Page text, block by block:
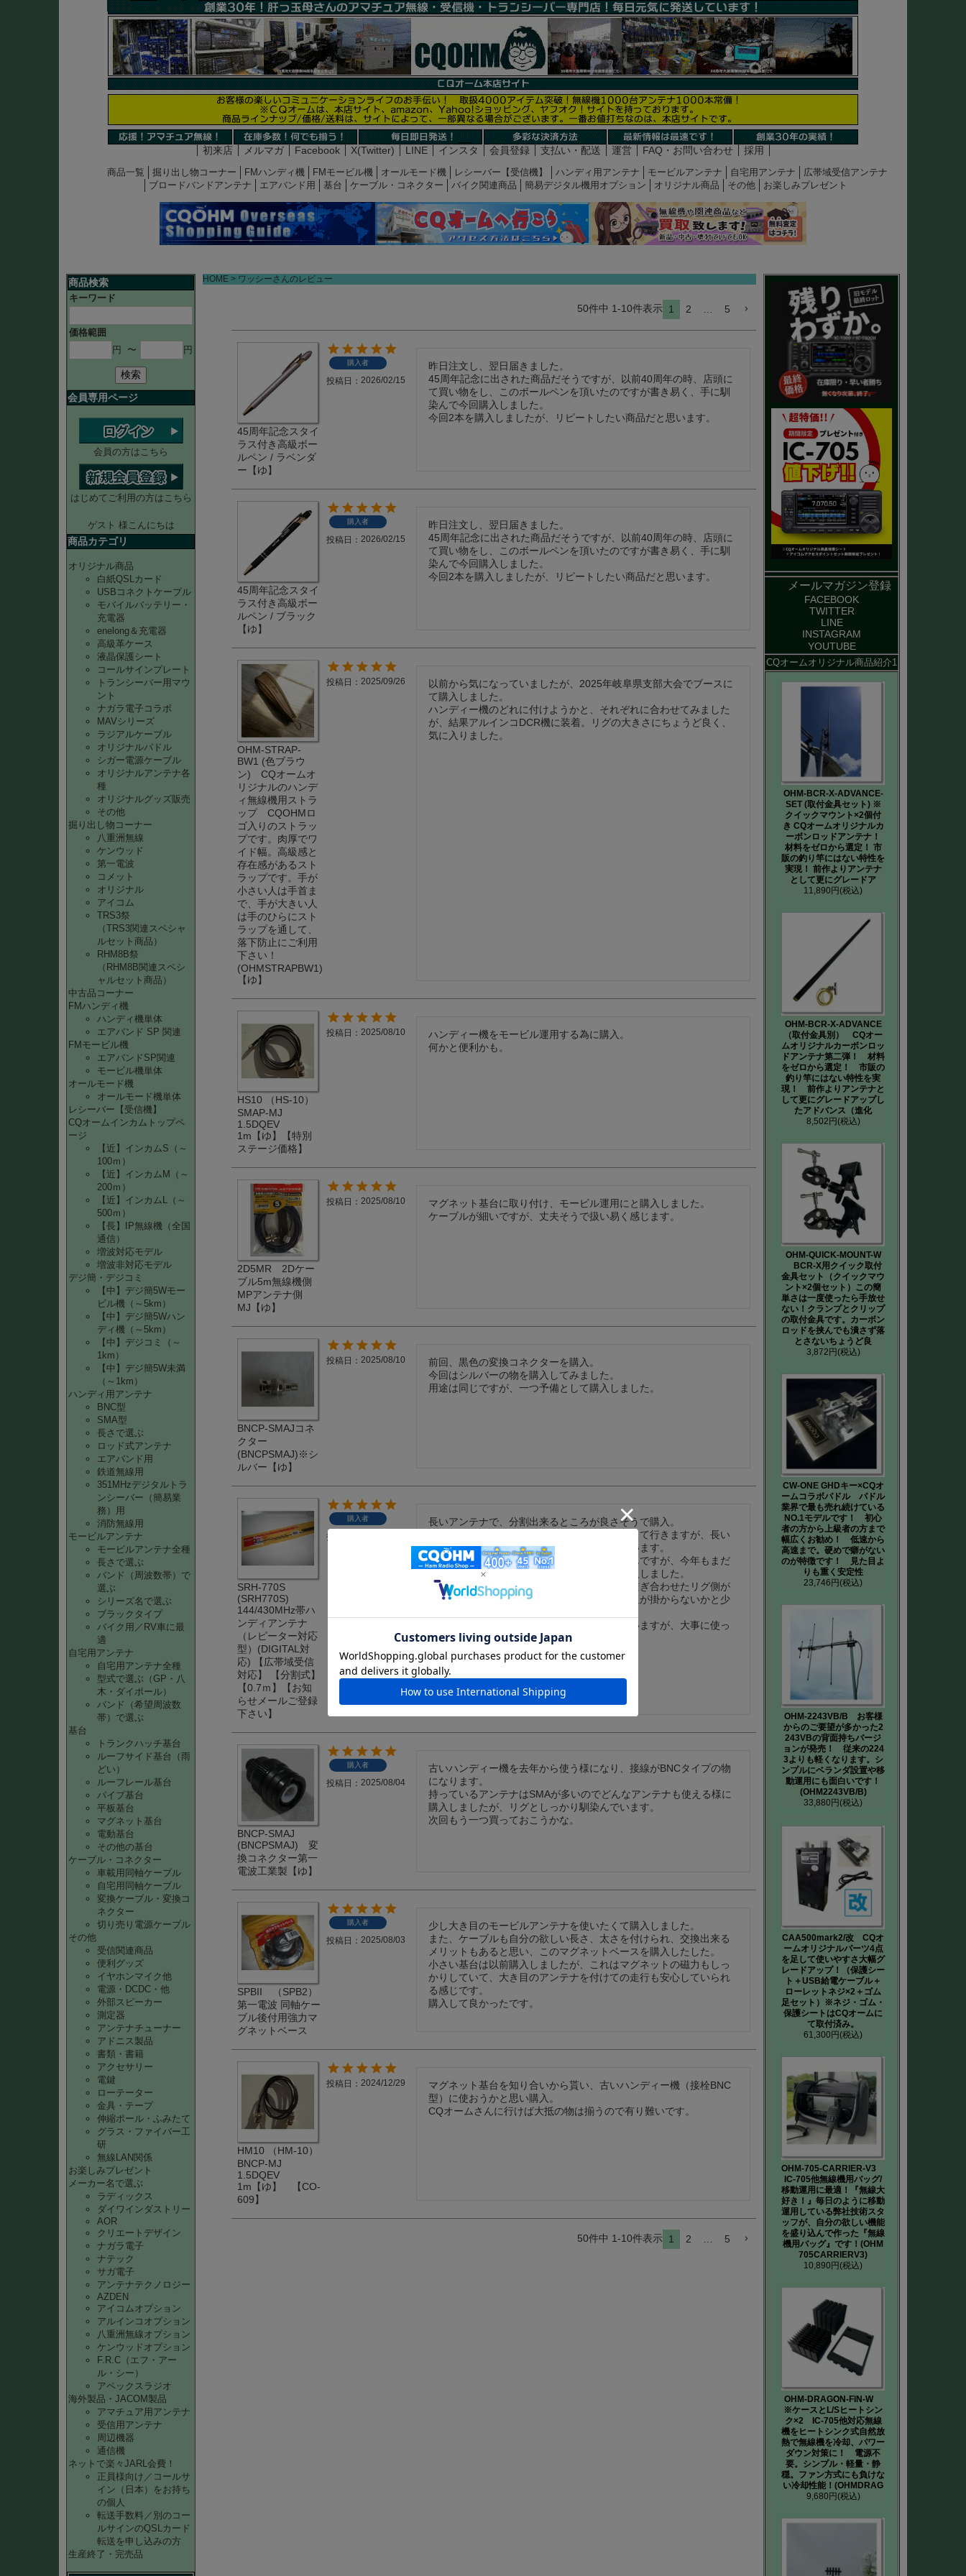
初来店 メルマガ Facebook X(Twitter) LINE インスタ 会員登録 支払い・配送 運営 FAQ・お問い合わせ 採用
商品一覧 掘り出し物コーナー FMハンディ機 FMモービル機 オールモード機 レシーバー【受信機】 ハンディ用アンテナ モービルアンテナ 自宅用アンテナ
広帯域受信アンテナ
ブロードバンドアンテナ
エアバンド用 基台 ケーブル・コネクター バイク関連商品 簡易デジタル機用オプション オリジナル商品 その他 お楽しみプレゼント
商品検索
キーワード
価格範囲
円
〜 円
検索
会員専用ページ
会員の方はこちら
はじめてご利用の方はこちら
ゲスト 様こんにちは
商品カテゴリ
オリジナル商品
白紙QSLカード
USBコネクトケーブル
モバイルバッテリー・
充電器
enelong＆充電器
高級革ケース
液晶保護シート
コールサインプレート
トランシーバー用マウ
ント
ナガラ電子コラボ
MAVシリーズ
ラジアルケーブル
オリジナルパドル
シガー電源ケーブル
オリジナルアンテナ各
種
オリジナルグッズ販売
その他
掘り出し物コーナー
八重洲無線
ケンウッド
第一電波
コメット
オリジナル
アイコム
TRS3祭
（TRS3関連スペシャ
ルセット商品）
RHM8B祭
（RHM8B関連スペシ
ャルセット商品）
中古品コーナー
FMハンディ機
ハンディ機単体
エアバンド SP 関連
FMモービル機
エアバンドSP関連
モービル機単体
オールモード機
オールモード機単体
レシーバー【受信機】
CQオームインカムトップペ
ージ
【近】インカムS（～
100ｍ）
【近】インカムM（～
200ｍ）
【近】インカムL（～
500ｍ）
【長】IP無線機（全国
通信）
増波対応モデル
増波非対応モデル
デジ簡・デジコミ
【中】デジ簡5Wモー
ビル機（～5km）
【中】デジ簡5Wハン
ディ機（～5km）
【中】デジコミ（～
1km）
【中】デジ簡5W未満
（～1km）
ハンディ用アンテナ
BNC型
SMA型
長さで選ぶ
ロッド式アンテナ
エアバンド用
鉄道無線用
351MHzデジタルトラ
ンシーバー（簡易業
務）用
消防無線用
モービルアンテナ
モービルアンテナ全種
長さで選ぶ
バンド（周波数帯）で
選ぶ
シリーズ名で選ぶ
ブラックタイプ
バイク用／RV車に最
適
自宅用アンテナ
自宅用アンテナ全種
型式で選ぶ（GP・八
木・ダイポール）
バンド（希望周波数
帯）で選ぶ
基台
トランクハッチ基台
ルーフサイド基台（雨
どい）
ルーフレール基台
パイプ基台
平板基台
マグネット基台
電動基台
その他の基台
ケーブル・コネクター
車載用同軸ケーブル
自宅用同軸ケーブル
変換ケーブル・変換コ
ネクター
切り売り電源ケーブル
その他
受信関連商品
便利グッズ
イヤホンマイク他
電源・DCDC・他
外部スピーカー
測定器
アンテナチューナー
アドニス製品
書類・書籍
アクセサリー
電鍵
ローテーター
金具・テープ
伸縮ポール・ふみたて
グラス・ファイバー工
研
無線LAN関係
お楽しみプレゼント
メーカー名で選ぶ
ラディックス
ダイワインダストリー
AOR
クリエートデザイン
ナガラ電子
ナテック
サガ電子
アンテナテクノロジー
AZDEN
アイコムオプション
アルインコオプション
八重洲無線オプション
ケンウッドオプション
F.R.C（エフ・アー
ル・シー）
アペックスラジオ
海外製品・JACOM製品
アマチュア用アンテナ
受信用アンテナ
周辺機器
通信機
ネットで楽々JARL会費！
正員様向け／コールサ
イン（日本）をお持ち
の個人
転送手数料／別のコー
ルサインのQSLカード
転送を申し込みの方
生産終了・完売品
HOME ワッシーさんのレビュー
50件中 1-10件表示 1 2 5
45周年記念スタイ
ラス付き高級ボー
ルペン / ラベンダ
ー【ゆ】
購入者
投稿日 2026/02/15
昨日注文し、翌日届きました。
45周年記念に出された商品だそうですが、以前40周年の時、店頭に
て買い物をし、このボールペンを頂いたのですが書き易く、手に馴
染んで今回購入しました。
今回2本を購入しましたが、リピートしたい商品だと思います。
45周年記念スタイ
ラス付き高級ボー
ルペン / ブラック
【ゆ】
購入者
投稿日 2026/02/15
昨日注文し、翌日届きました。
45周年記念に出された商品だそうですが、以前40周年の時、店頭に
て買い物をし、このボールペンを頂いたのですが書き易く、手に馴
染んで今回購入しました。
今回2本を購入しましたが、リピートしたい商品だと思います。
OHM-STRAP-
BW1 (色ブラウ
ン) CQオームオ
リジナルのハンデ
ィ無線機用ストラ
ップ CQOHMロ
ゴ入りのストラッ
プです。肉厚でワ
イド幅。高級感と
存在感があるスト
ラップです。手が
小さい人は手首ま
で、手が大きい人
は手のひらにスト
ラップを通して、
落下防止にご利用
下さい！
(OHMSTRAPBW1)
【ゆ】
投稿日 2025/09/26
以前から気になっていましたが、2025年岐阜県支部大会でブースに
て購入しました。
ハンディー機のどれに付けようかと、それぞれに合わせてみました
が、結果アルインコDCR機に装着。リグの大きさにちょうど良く、
気に入りました。
HS10 （HS-10）
SMAP-MJ
1.5DQEV
1m【ゆ】【特別
ステージ価格】
投稿日 2025/08/10
ハンディー機をモービル運用する為に購入。
何かと便利かも。
2D5MR 2Dケー
ブル5m無線機側
MPアンテナ側
MJ【ゆ】
投稿日 2025/08/10
マグネット基台に取り付け、モービル運用にと購入しました。
ケーブルが細いですが、丈夫そうで扱い易く感じます。
BNCP-SMAJコネ
クター
(BNCPSMAJ)※シ
ルバー【ゆ】
投稿日 2025/08/10
前回、黒色の変換コネクターを購入。
今回はシルバーの物を購入してみました。
用途は同じですが、一つ予備として購入しました。
SRH-770S
(SRH770S)
144/430MHz帯ハ
ンディアンテナ
（レピーター対応
型）(DIGITAL対
応) 【広帯域受信
対応】 【分割式】
【0.7ｍ】【お知
らせメールご登録
下さい】
購入者
投稿日
長いアンテナで、分割出来るところが良さそうで購入。
低山にリュックを背負い、ハンディー機を持って行きますが、長い
アンテナはリュックから少しはみ出してしまいます。
以前から分割式のこのアンテナが欲しかったんですが、今年もまだ
まだ山登りには行く機会がある事もあって購入しました。
フレキシブルなのでユラユラとはしますが、繋ぎ合わせたリグ側が
揺れるので、リグとアンテナの接続部分に負担が掛からないかと少
やたら振り回す事は無いので大丈夫かとは思いますが、大事に使っ
てみたいと思っています。
BNCP-SMAJ
(BNCPSMAJ) 変
換コネクター第一
電波工業製【ゆ】
購入者
投稿日 2025/08/04
古いハンディー機を去年から使う様になり、接線がBNCタイプの物
になります。
持っているアンテナはSMAが多いのでどんなアンテナも使える様に
購入しましたが、リグとしっかり馴染んでいます。
次回もう一つ買っておこうかな。
SPBII （SPB2）
第一電波 同軸ケー
ブル後付用強力マ
グネットベース
購入者
投稿日 2025/08/03
少し大き目のモービルアンテナを使いたくて購入しました。
また、ケーブルも自分の欲しい長さ、太さを付けられ、交換出来る
メリットもあると思い、このマグネットベースを購入したした。
小さい基台は以前購入しましたが、これはマグネットの磁力もしっ
かりしていて、大き目のアンテナを付けての走行も安心していられ
る感じです。
購入して良かったです。
HM10 （HM-10）
BNCP-MJ
1.5DQEV
1m【ゆ】 【CO-
609】
投稿日 2024/12/29
マグネット基台を知り合いから貰い、古いハンディー機（接栓BNC
型）に使おうかと思い購入。
CQオームさんに行けば大抵の物は揃うので有り難いです。
50件中 1-10件表示 1 2 5
メールマガジン登録
FACEBOOK
TWITTER
LINE
INSTAGRAM
YOUTUBE
CQオームオリジナル商品紹介1
OHM-BCR-X-ADVANCE-
SET (取付金具セット) ※
クイックマウント×2個付
き CQオームオリジナルカ
ーボンロッドアンテナ！
材料をゼロから選定！ 市
販の釣り竿にはない特性を
実現！ 前作よりアンテナ
として更にグレードア
11,890円(税込)
OHM-BCR-X-ADVANCE
（取付金具別） CQオー
ムオリジナルカーボンロッ
ドアンテナ第二弾！ 材料
をゼロから選定！ 市販の
釣り竿にはない特性を実
現！ 前作よりアンテナと
して更にグレードアップし
たアドバンス（進化
8,502円(税込)
OHM-QUICK-MOUNT-W
BCR-X用クイック取付
金具セット（クイックマウ
ント×2個セット）この簡
単さは一度使ったら手放せ
ない！クランプとクリップ
の取付金具です。カーボン
ロッドを挟んでも潰さず落
とさないちょうど良
3,872円(税込)
CW-ONE GHDキー×CQオ
ームコラボパドル パドル
業界で最も売れ続けている
NO.1モデルです！ 初心
者の方から上級者の方まで
幅広くお勧め！ 低速から
高速まで。硬めで癖がない
のが特徴です！ 見た目よ
りも重く安定性
23,746円(税込)
OHM-2243VB/B お客様
からのご要望が多かった2
243VBの背面持ちバージ
ョンが発売！ 従来の224
3よりも軽くなります。シ
ンプルにベランダ設置や移
動運用にも面白いです！
(OHM2243VB/B)
33,880円(税込)
CAA500mark2/改 CQオ
ームオリジナルパーツ4点
を足して使いやすさ大幅グ
レードアップ！（保護シー
ト＋USB給電ケーブル＋
ローレットネジ×2＋ゴム
足セット）※ネジ・ゴム・
保護シートはCQオームに
て取付済み。
61,300円(税込)
OHM-705-CARRIER-V3
IC-705他無線機用バッグ/
移動運用に最適！『無線大
好き！』毎日のように移動
運用している弊社技術スタ
ッフが、自分の欲しい機能
を盛り込んで作った『無線
機用バッグ』です！(OHM
705CARRIERV3)
10,890円(税込)
OHM-DRAGON-FIN-W
※ケースとL/Sヒートシン
ク×2 IC-705他対応無線
機をヒートシンク式自然放
熱で無線機を冷却、パワー
ダウン対策に！ 電源不
要。シンプル・軽量・静
穏。ファン方式にも負けな
い冷却性能！(OHMDRAG
9,680円(税込)